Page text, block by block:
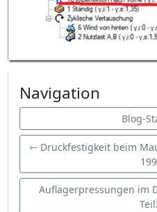
Navigation
Blog-
⇽ Druckfestigkeit beim
Auflagerpressungen im